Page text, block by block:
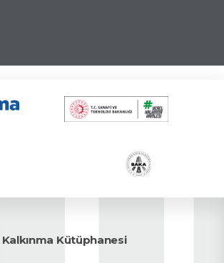
Kalkınma Kütüphanesi